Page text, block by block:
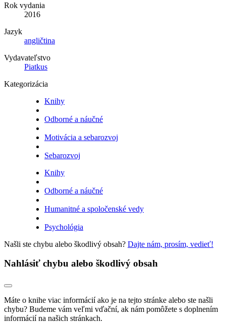
Rok vydania
2016
Jazyk
angličtina
Vydavateľstvo
Piatkus
Kategorizácia
Knihy
Odborné a náučné
Motivácia a sebarozvoj
Sebarozvoj
Knihy
Odborné a náučné
Humanitné a spoločenské vedy
Psychológia
Našli ste chybu alebo škodlivý obsah? Dajte nám, prosím, vedieť!
Nahlásiť chybu alebo škodlivý obsah
Máte o knihe viac informácií ako je na tejto stránke alebo ste našli
chybu? Budeme vám veľmi vďační, ak nám pomôžete s doplnením
informácií na našich stránkach.